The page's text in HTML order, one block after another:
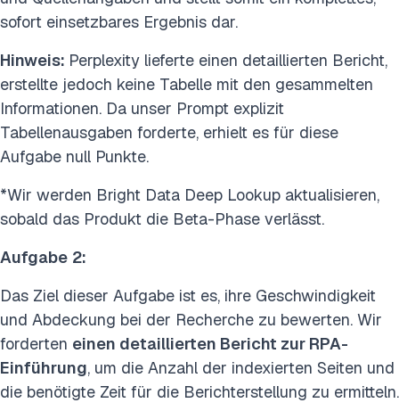
sofort einsetzbares Ergebnis dar.
Hinweis: Perplexity lieferte einen detaillierten Bericht,
erstellte jedoch keine Tabelle mit den gesammelten
Informationen. Da unser Prompt explizit
Tabellenausgaben forderte, erhielt es für diese
Aufgabe null Punkte.
*Wir werden Bright Data Deep Lookup aktualisieren,
sobald das Produkt die Beta-Phase verlässt.
Aufgabe 2:
Das Ziel dieser Aufgabe ist es, ihre Geschwindigkeit
und Abdeckung bei der Recherche zu bewerten. Wir
forderten einen detaillierten Bericht zur RPA-
Einführung, um die Anzahl der indexierten Seiten und
die benötigte Zeit für die Berichterstellung zu ermitteln.